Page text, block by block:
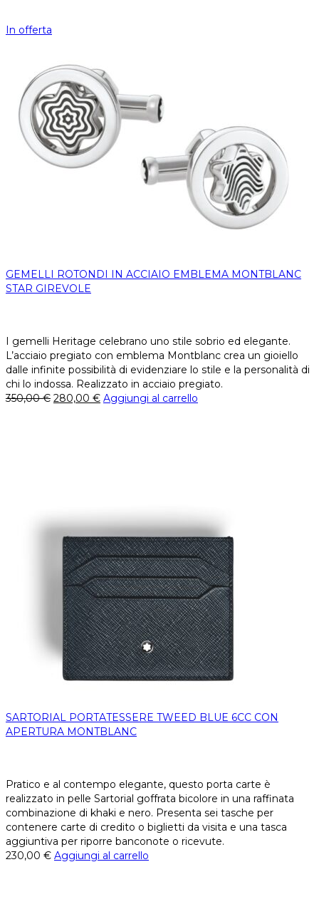
In offerta
GEMELLI ROTONDI IN ACCIAIO EMBLEMA MONTBLANC
STAR GIREVOLE
I gemelli Heritage celebrano uno stile sobrio ed elegante.
L’acciaio pregiato con emblema Montblanc crea un gioiello
dalle infinite possibilità di evidenziare lo stile e la personalità di
chi lo indossa. Realizzato in acciaio pregiato.
350,00€ 280,00 € Aggiungi al carrello
SARTORIAL PORTATESSERE TWEED BLUE 6CC CON
APERTURA MONTBLANC
Pratico e al contempo elegante, questo porta carte è
realizzato in pelle Sartorial goffrata bicolore in una raffinata
combinazione di khaki e nero. Presenta sei tasche per
contenere carte di credito o biglietti da visita e una tasca
aggiuntiva per riporre banconote o ricevute.
230,00 € Aggiungi al carrello